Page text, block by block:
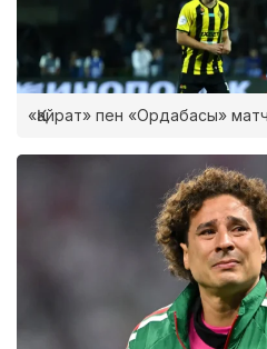
«Қайрат» пен «Ордабасы»